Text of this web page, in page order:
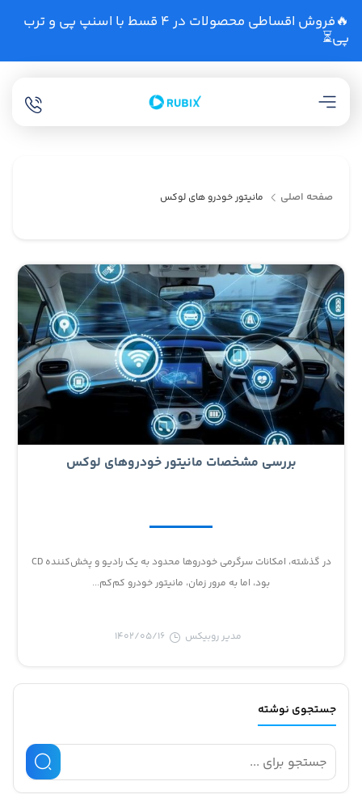
🔥فروش اقساطی محصولات در 4 قسط با اسنپ پی و ترب
پی⏳
جستجوی نوشته
صفحه اصلی مانیتور خودرو های لوکس
بررسی مشخصات مانیتور خودروهای لوکس
در گذشته، امکانات سرگرمی خودروها محدود به یک رادیو و پخش‌کننده CD
بود، اما به مرور زمان، مانیتور خودرو کم‌کم...
مدیر روبیکس 1402/05/16